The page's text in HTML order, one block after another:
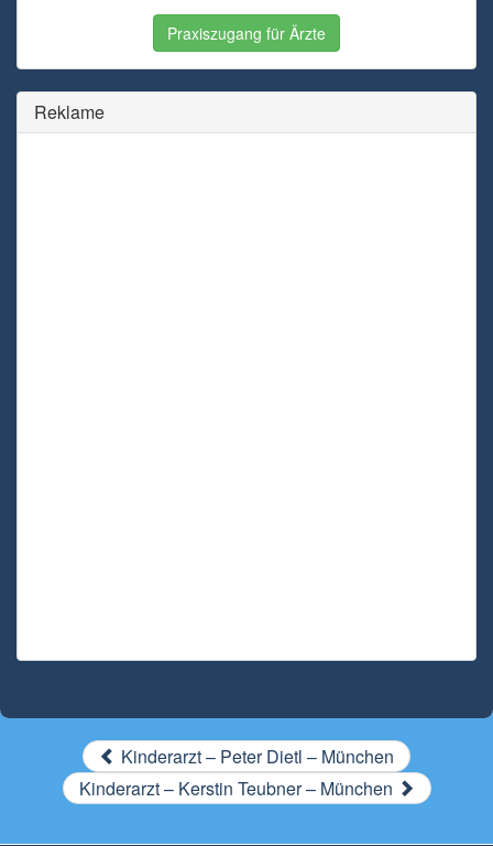
Praxiszugang für Ärzte
Reklame
Kinderarzt – Peter Dietl – München
Kinderarzt – Kerstin Teubner – München